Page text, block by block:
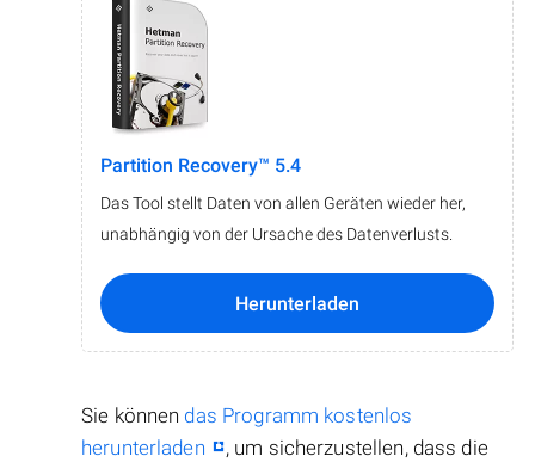
Partition Recovery™ 5.4
Das Tool stellt Daten von allen Geräten wieder her,
unabhängig von der Ursache des Datenverlusts.
Herunterladen
Sie können das Programm kostenlos
herunterladen
, um sicherzustellen, dass die